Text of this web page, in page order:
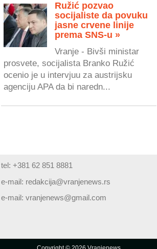
Ružić pozvao
socijaliste da povuku
jasne crvene linije
prema SNS-u »
Vranje - Bivši ministar
prosvete, socijalista Branko Ružić
ocenio je u intervjuu za austrijsku
agenciju APA da bi naredn...
tel: +381 62 851 8881
e-mail: redakcija@vranjenews.rs
e-mail:vranjenews@gmail.com